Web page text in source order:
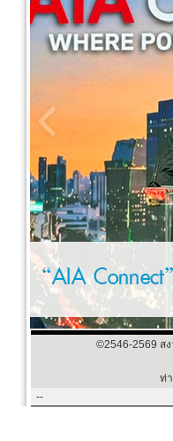
©2546-2569 ส
ท่
--